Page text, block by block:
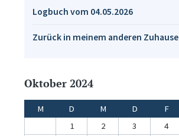
Logbuch vom 04.05.2026
Zurück in meinem anderen Zuhause
Oktober 2024
M D M D F
1
2 3 4